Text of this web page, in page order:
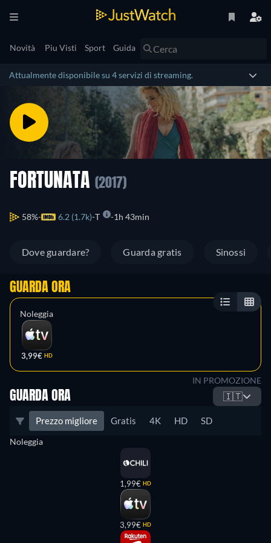
Novità Piu Visti Sport Guida
Attualmente disponibile su 4 servizi di streaming.
FORTUNATA (2017)
58% 6.2 (1.7k) T 1h 43min
Dove guardare? Guarda gratis Sinossi
GUARDA ORA
Noleggia
3,99€ HD
IN PROMOZIONE
GUARDA ORA 🇮🇹
Prezzo migliore Gratis 4K HD SD
Noleggia
1,99€ HD
3,99€ HD